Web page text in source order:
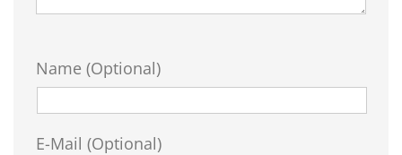
Name (Optional)
E-Mail (Optional)